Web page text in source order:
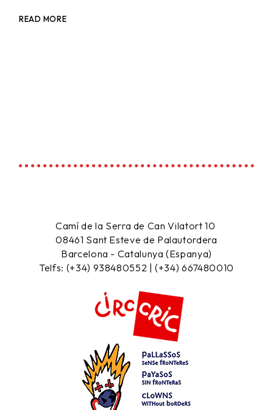
READ MORE
Camí de la Serra de Can Vilatort 10
08461 Sant Esteve de Palautordera
Barcelona - Catalunya (Espanya)
Telfs: (+34) 938480552 | (+34) 667480010